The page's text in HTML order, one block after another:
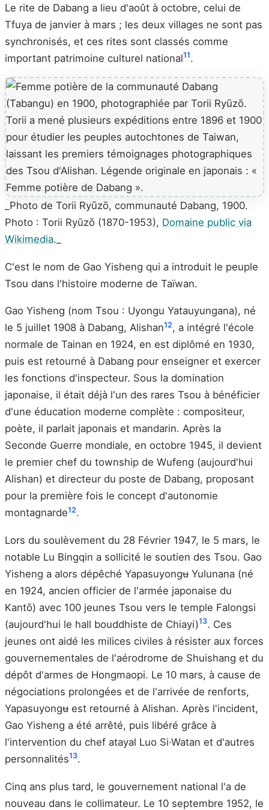
Le rite de Dabang a lieu d'août à octobre, celui de
Tfuya de janvier à mars ; les deux villages ne sont pas
synchronisés, et ces rites sont classés comme
important patrimoine culturel national11.
_Photo de Torii Ryūzō, communauté Dabang, 1900.
Photo : Torii Ryūzō (1870-1953), Domaine public via
Wikimedia._
C'est le nom de Gao Yisheng qui a introduit le peuple
Tsou dans l'histoire moderne de Taïwan.
Gao Yisheng (nom Tsou : Uyongu Yatauyungana), né
le 5 juillet 1908 à Dabang, Alishan12, a intégré l'école
normale de Tainan en 1924, en est diplômé en 1930,
puis est retourné à Dabang pour enseigner et exercer
les fonctions d'inspecteur. Sous la domination
japonaise, il était déjà l'un des rares Tsou à bénéficier
d'une éducation moderne complète : compositeur,
poète, il parlait japonais et mandarin. Après la
Seconde Guerre mondiale, en octobre 1945, il devient
le premier chef du township de Wufeng (aujourd'hui
Alishan) et directeur du poste de Dabang, proposant
pour la première fois le concept d'autonomie
montagnarde12.
Lors du soulèvement du 28 Février 1947, le 5 mars, le
notable Lu Bingqin a sollicité le soutien des Tsou. Gao
Yisheng a alors dépêché Yapasuyongʉ Yulunana (né
en 1924, ancien officier de l'armée japonaise du
Kantō) avec 100 jeunes Tsou vers le temple Falongsi
(aujourd'hui le hall bouddhiste de Chiayi)13. Ces
jeunes ont aidé les milices civiles à résister aux forces
gouvernementales de l'aérodrome de Shuishang et du
dépôt d'armes de Hongmaopi. Le 10 mars, à cause de
négociations prolongées et de l'arrivée de renforts,
Yapasuyongʉ est retourné à Alishan. Après l'incident,
Gao Yisheng a été arrêté, puis libéré grâce à
l'intervention du chef atayal Luo Si·Watan et d'autres
personnalités13.
Cinq ans plus tard, le gouvernement national l'a de
nouveau dans le collimateur. Le 10 septembre 1952, le